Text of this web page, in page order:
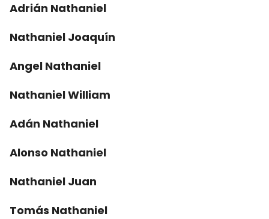
Adrián Nathaniel
Nathaniel Joaquín
Angel Nathaniel
Nathaniel William
Adán Nathaniel
Alonso Nathaniel
Nathaniel Juan
Tomás Nathaniel